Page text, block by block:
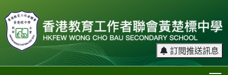
訂閱推送訊息